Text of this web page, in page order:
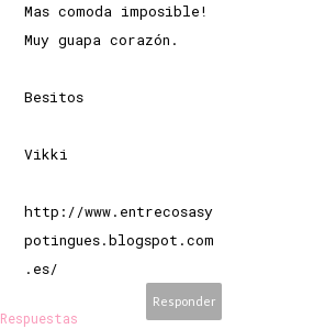
Mas comoda imposible!
Muy guapa corazón.
Besitos
Vikki
http://www.entrecosasy
potingues.blogspot.com
.es/
Responder
Respuestas